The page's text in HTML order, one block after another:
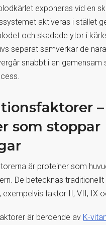
exponeras vid en
aktiveras i stället
och skadade ytor i
separat samverkar de
snabbt i en gemensam
–
som stoppar
är proteiner som
De betecknas traditionellt
faktor II, VII, IX
är beroende av K-